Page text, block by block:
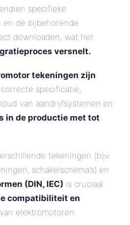
specifieke
en de bijbehorende
downloaden, wat het
versnelt..
tekeningen zijn
specificatie,
van aandrijfsystemen en
in de productie met tot
tekeningen (bijv.
schakelschema’s) en
(DIN, IEC) is cruciaal
compatibiliteit en
van elektromotoren.